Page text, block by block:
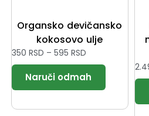
Organsko devičansko
kokosovo ulje
350 RSD – 595 RSD